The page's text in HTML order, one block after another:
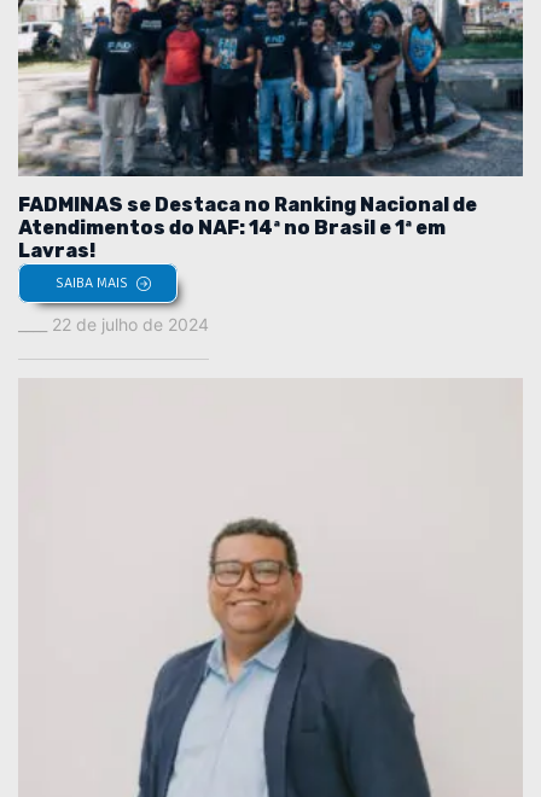
FADMINAS se Destaca no Ranking Nacional de
Atendimentos do NAF: 14ª no Brasil e 1ª em
Lavras!
SAIBA MAIS
22 de julho de 2024